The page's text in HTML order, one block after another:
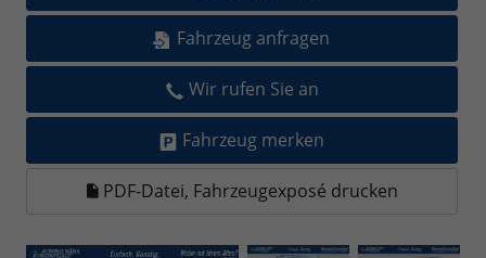
Fahrzeug anfragen
Wir rufen Sie an
Fahrzeug merken
PDF-Datei, Fahrzeugexposé drucken